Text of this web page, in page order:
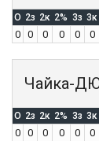
O 2з 2к 2% 3з 3к
0 0 0 0 0 0
Чайка-
O 2з 2к 2% 3з 3к
0 0 0 0 0 0